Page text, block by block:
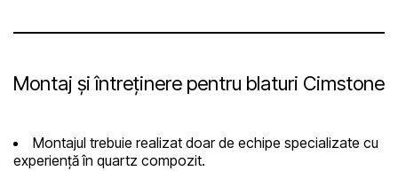
Montaj și întreținere pentru blaturi Cimstone
Montajul trebuie realizat doar de echipe specializate cu
experiență în quartz compozit.